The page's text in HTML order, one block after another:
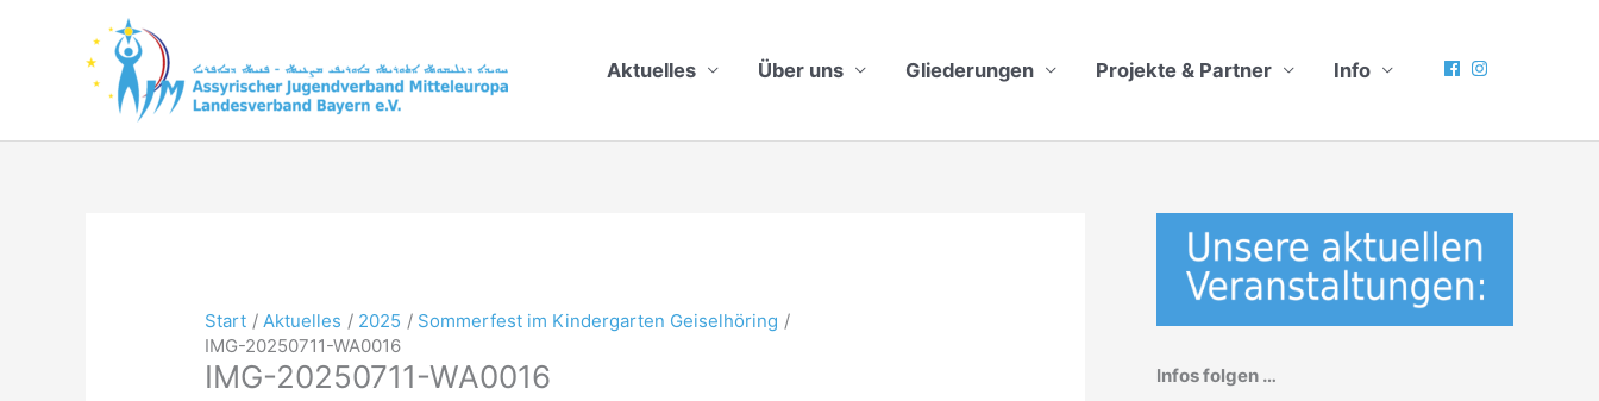
Aktuelles Über uns Gliederungen Projekte & Partner Info
Start Aktuelles 2025
Sommerfest im Kindergarten Geiselhöring
IMG-20250711-WA0016
IMG-20250711-WA0016 Infos folgen …